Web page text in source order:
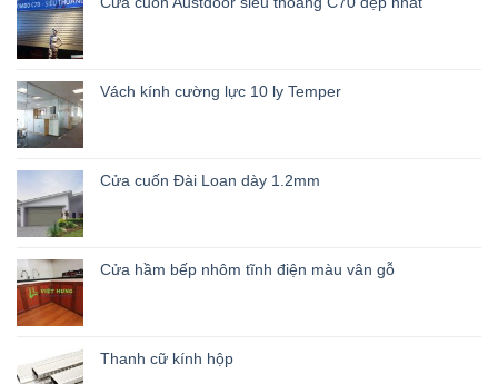
Vách kính cường lực 10 ly Temper
Cửa cuốn Đài Loan dày 1.2mm
Cửa hầm bếp nhôm tĩnh điện màu vân gỗ
Thanh cữ kính hộp